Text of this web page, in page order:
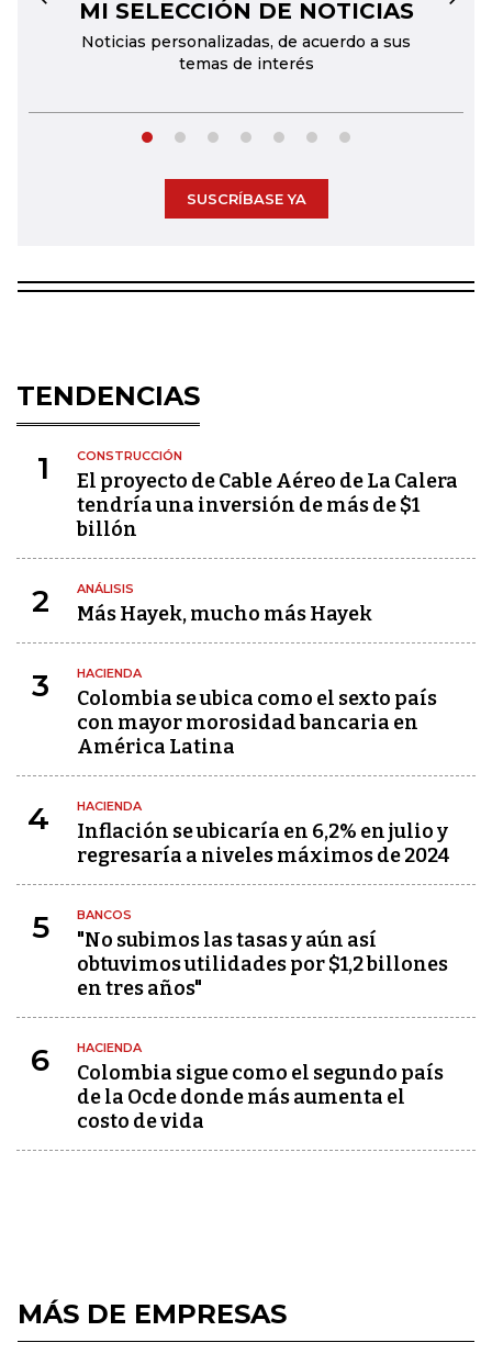
MI SELECCIÓN DE NOTICIAS
Noticias personalizadas, de acuerdo a sus
temas de interés
← →
SUSCRÍBASE YA
TENDENCIAS
1 CONSTRUCCIÓN
El proyecto de Cable Aéreo de La Calera
tendría una inversión de más de $1
billón
2 ANÁLISIS
Más Hayek, mucho más Hayek
3 HACIENDA
Colombia se ubica como el sexto país
con mayor morosidad bancaria en
América Latina
4 HACIENDA
Inflación se ubicaría en 6,2% en julio y
regresaría a niveles máximos de 2024
5 BANCOS
"No subimos las tasas y aún así
obtuvimos utilidades por $1,2 billones
en tres años"
6 HACIENDA
Colombia sigue como el segundo país
de la Ocde donde más aumenta el
costo de vida
MÁS DE EMPRESAS